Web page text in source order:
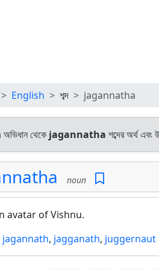
English শব্দ jagannatha
থেকে jagannatha শব্দের অর্থ এবং
noun
avatar of Vishnu.
jagannath, jagganath, juggernaut